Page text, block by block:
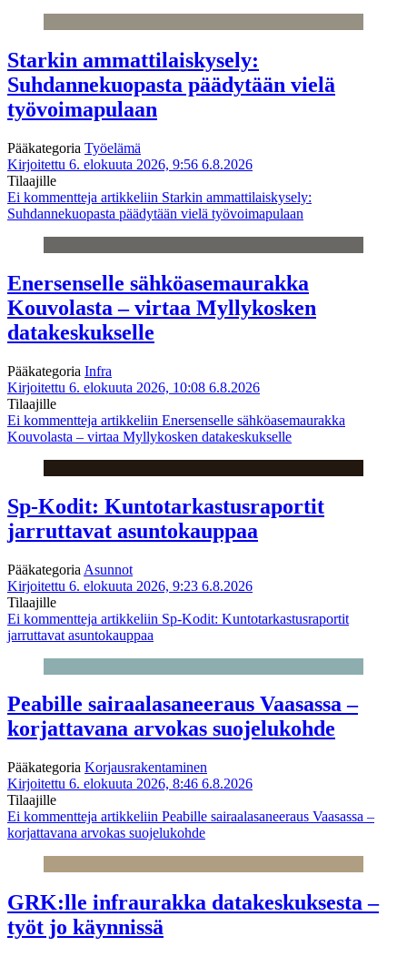
Starkin ammattilaiskysely:
Suhdannekuopasta päädytään vielä
työvoimapulaan
Pääkategoria Työelämä
Kirjoitettu 6. elokuuta 2026, 9:56 6.8.2026
Tilaajille
Ei kommentteja artikkeliin Starkin ammattilaiskysely:
Suhdannekuopasta päädytään vielä työvoimapulaan
Enersenselle sähköasemaurakka
Kouvolasta – virtaa Myllykosken
datakeskukselle
Pääkategoria Infra
Kirjoitettu 6. elokuuta 2026, 10:08 6.8.2026
Tilaajille
Ei kommentteja artikkeliin Enersenselle sähköasemaurakka
Kouvolasta – virtaa Myllykosken datakeskukselle
Sp-Kodit: Kuntotarkastusraportit
jarruttavat asuntokauppaa
Pääkategoria Asunnot
Kirjoitettu 6. elokuuta 2026, 9:23 6.8.2026
Tilaajille
Ei kommentteja artikkeliin Sp-Kodit: Kuntotarkastusraportit
jarruttavat asuntokauppaa
Peabille sairaalasaneeraus Vaasassa –
korjattavana arvokas suojelukohde
Pääkategoria Korjausrakentaminen
Kirjoitettu 6. elokuuta 2026, 8:46 6.8.2026
Tilaajille
Ei kommentteja artikkeliin Peabille sairaalasaneeraus Vaasassa –
korjattavana arvokas suojelukohde
GRK:lle infraurakka datakeskuksesta –
työt jo käynnissä